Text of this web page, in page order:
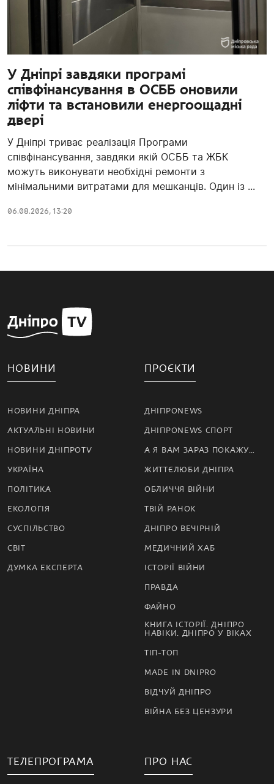
У Дніпрі завдяки програмі
співфінансування в ОСББ оновили
ліфти та встановили енергоощадні
двері
У Дніпрі триває реалізація Програми
співфінансування, завдяки якій ОСББ та ЖБК
можуть виконувати необхідні ремонти з
мінімальними витратами для мешканців. Один із ...
06.08.2026, 13:20
НОВИНИ
НОВИНИ ДНІПРА
АКТУАЛЬНІ НОВИНИ
НОВИНИ ДНІПРОTV
УКРАЇНА
ПОЛІТИКА
ЕКОЛОГІЯ
СУСПІЛЬСТВО
СВІТ
ДУМКА ЕКСПЕРТА
ПРОЄКТИ
ДНІПРОNEWS
ДНІПРОNEWS СПОРТ
А Я ВАМ ЗАРАЗ ПОКАЖУ…
ЖИТТЄЛЮБИ ДНІПРА
ОБЛИЧЧЯ ВІЙНИ
ТВІЙ РАНОК
ДНІПРО ВЕЧІРНІЙ
МЕДИЧНИЙ ХАБ
ІСТОРІЇ ВІЙНИ
ПРАВДА
ФАЙНО
КНИГА ІСТОРІЇ. ДНІПРО
НАВІКИ. ДНІПРО У ВІКАХ
ТІП-ТОП
MADE IN DNIPRO
ВІДЧУЙ ДНІПРО
ВІЙНА БЕЗ ЦЕНЗУРИ
ТЕЛЕПРОГРАМА ПРО НАС